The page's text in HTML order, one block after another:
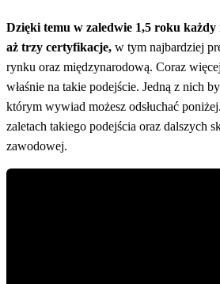
Dzięki temu w zaledwie 1,5 roku każdy
aż trzy certyfikacje, w tym najbardziej
rynku oraz międzynarodową. Coraz
właśnie na takie podejście. Jedną z nich
którym wywiad możesz odsłuchać
zaletach takiego podejścia oraz dalszych
zawodowej.